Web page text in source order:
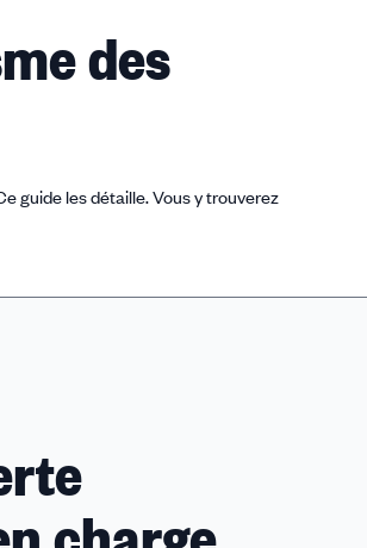
des
guide les détaille. Vous y trouverez